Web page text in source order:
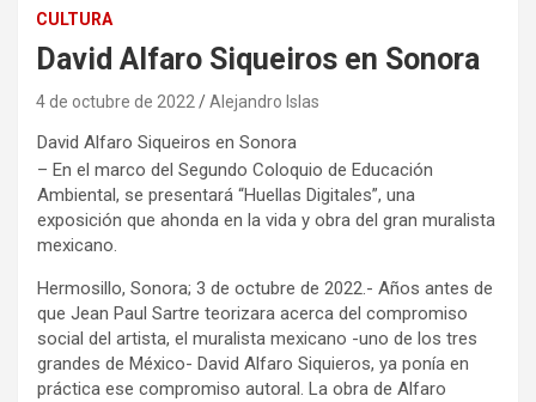
CULTURA
David Alfaro Siqueiros en Sonora
4 de octubre de 2022 Alejandro Islas
David Alfaro Siqueiros en Sonora
– En el marco del Segundo Coloquio de Educación
Ambiental, se presentará “Huellas Digitales”, una
exposición que ahonda en la vida y obra del gran muralista
mexicano.
Hermosillo, Sonora; 3 de octubre de 2022.- Años antes de
que Jean Paul Sartre teorizara acerca del compromiso
social del artista, el muralista mexicano -uno de los tres
grandes de México- David Alfaro Siquieros, ya ponía en
práctica ese compromiso autoral. La obra de Alfaro